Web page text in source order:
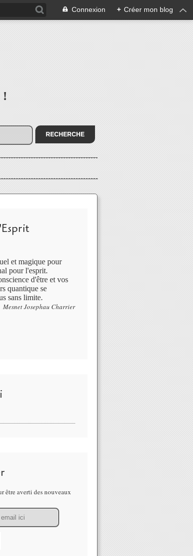
Connexion + Créer mon blog
et magique pour
pour l'esprit.
d'être et vos
quantique se
sans limite.
Mesnet Josephau Charrier
être averti des nouveaux